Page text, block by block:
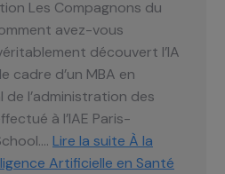
Les Compagnons du
avez-vous
découvert l’IA
cadre d’un MBA en
de l’administration des
à l’IAE Paris-
Lire la suite À la
Artificielle en Santé